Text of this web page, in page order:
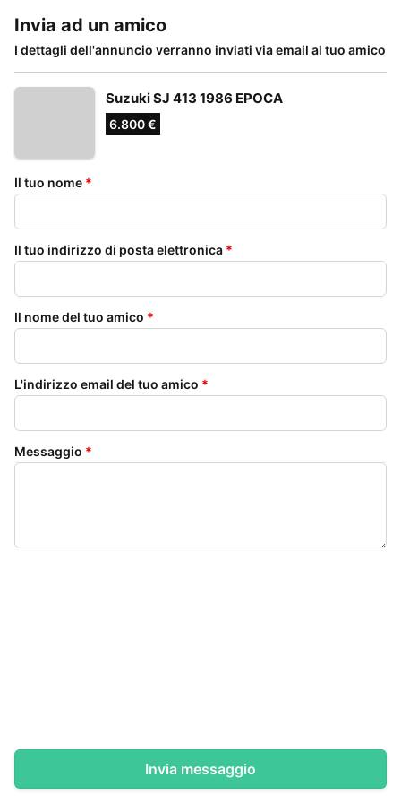
Invia ad un amico
I dettagli dell'annuncio verranno inviati via email al tuo amico
Suzuki SJ 413 1986 EPOCA
6.800 €
Il tuo nome *
Il tuo indirizzo di posta elettronica *
Il nome del tuo amico *
L'indirizzo email del tuo amico *
Messaggio *
Invia messaggio